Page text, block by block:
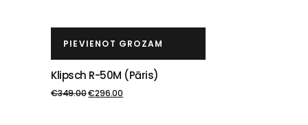
PIEVIENOT GROZAM
Klipsch R-50M (pāris)
€349.00€296.00